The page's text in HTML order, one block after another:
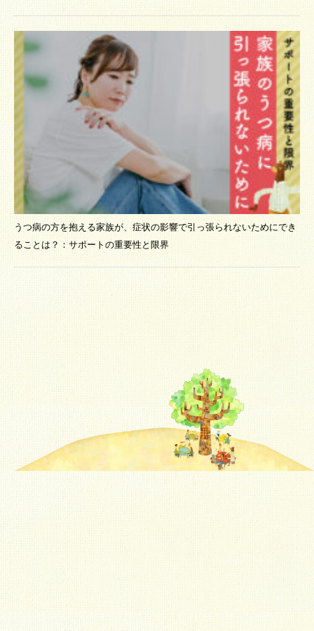
うつ病の方を抱える家族が、症状の影響で引っ張られないためにでき
ることは？：サポートの重要性と限界